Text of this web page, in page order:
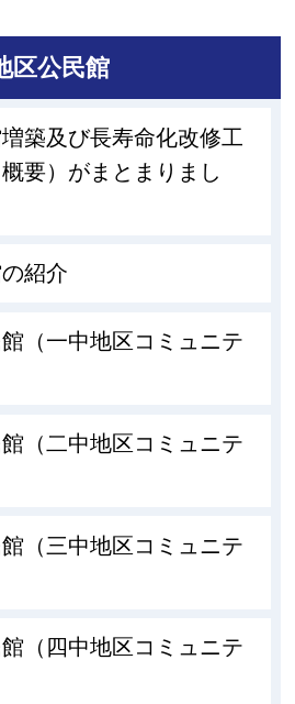
区公民館
増築及び長寿命化改修工
要）がまとまりまし
紹介
（一中地区コミュニテ
（二中地区コミュニテ
（三中地区コミュニテ
（四中地区コミュニテ